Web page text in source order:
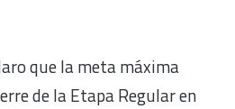
que la meta máxima
de la Etapa Regular en